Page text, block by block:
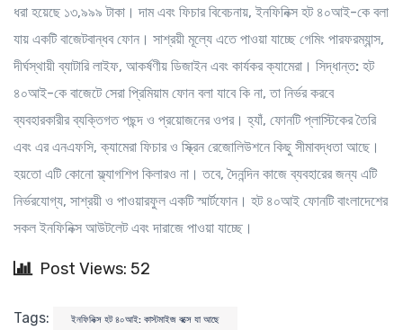
ধরা হয়েছে ১৩,৯৯৯ টাকা। দাম এবং ফিচার বিবেচনায়, ইনফিনিক্স হট ৪০আই-কে বলা
যায় একটি বাজেটবান্ধব ফোন। সাশ্রয়ী মূল্যে এতে পাওয়া যাচ্ছে গেমিং পারফরম্যান্স,
দীর্ঘস্থায়ী ব্যাটারি লাইফ, আকর্ষণীয় ডিজাইন এবং কার্যকর ক্যামেরা। সিদ্ধান্ত: হট
৪০আই-কে বাজেটে সেরা প্রিমিয়াম ফোন বলা যাবে কি না, তা নির্ভর করবে
ব্যবহারকারীর ব্যক্তিগত পছন্দ ও প্রয়োজনের ওপর। হ্যাঁ, ফোনটি প্লাস্টিকের তৈরি
এবং এর এনএফসি, ক্যামেরা ফিচার ও স্ক্রিন রেজোলিউশনে কিছু সীমাবদ্ধতা আছে।
হয়তো এটি কোনো ফ্ল্যাগশিপ কিলারও না। তবে, দৈনন্দিন কাজে ব্যবহারের জন্য এটি
নির্ভরযোগ্য, সাশ্রয়ী ও পাওয়ারফুল একটি স্মার্টফোন। হট ৪০আই ফোনটি বাংলাদেশের
সকল ইনফিনিক্স আউটলেট এবং দারাজে পাওয়া যাচ্ছে।
Post Views: 52
Tags: ইনফিনিক্স হট ৪০আই: কাস্টমাইজ বক্সে যা আছে